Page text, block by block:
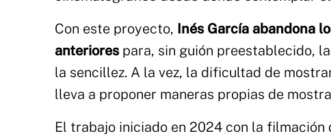
Con este proyecto, Inés García abandona
anteriores para, sin guión preestablecido,
la sencillez. A la vez, la dificultad de
lleva a proponer maneras propias de
El trabajo iniciado en 2024 con la